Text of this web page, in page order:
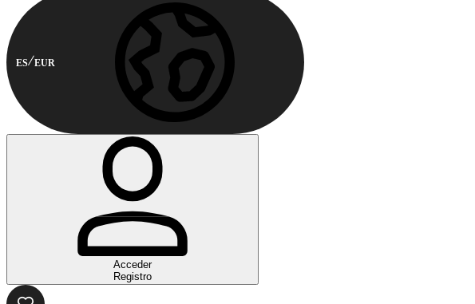
ES EUR
Acceder
Registro